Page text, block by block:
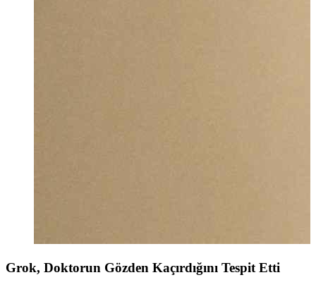
Grok, Doktorun Gözden Kaçırdığını Tespit Etti